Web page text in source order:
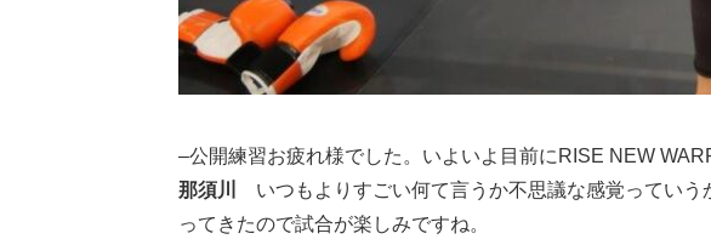
–公開練習お疲れ様でした。いよいよ目前にRISE NEW
那須川 いつもよりすごい何て言うか不思議な感覚ってい
ってきたので試合が楽しみですね。